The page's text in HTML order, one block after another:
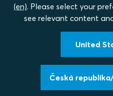
(en). Please select your
see relevant content
United
Česká